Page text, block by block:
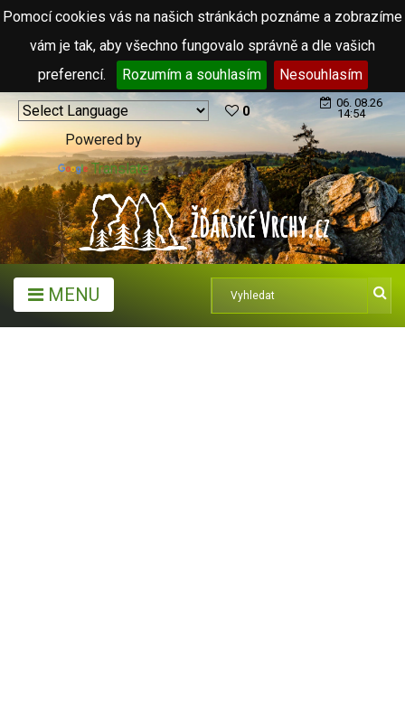
Pomocí cookies vás na našich stránkách poznáme a zobrazíme
vám je tak, aby všechno fungovalo správně a dle vašich
preferencí.
Rozumím a souhlasím Nesouhlasím
Powered by
Translate
0
06. 08.26
14:54
MENU